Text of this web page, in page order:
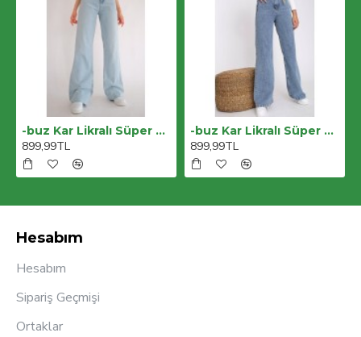
-buz Kar Likralı Süper Yüksek Bel Salaş Jeans Palazzo Pantolon. (süper Yüksek) Wide Leg
899,99TL
-buz Kar Likralı Süper Yüksek Bel Salaş Jeans Palazzo Pantolon. (süper Yüksek) Wide Leg
899,99TL
Hesabım
Hesabım
Sipariş Geçmişi
Ortaklar